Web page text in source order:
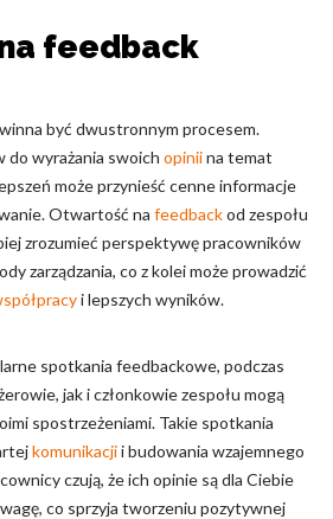
feedback
być dwustronnym procesem.
do wyrażania swoich opiniina temat
może przynieść cenne informacje
Otwartość na feedbackod zespołu
zrozumieć perspektywę pracowników
zarządzania, co z kolei może prowadzić
i lepszych wyników.
spotkania feedbackowe, podczas
jak i członkowie zespołu mogą
spostrzeżeniami. Takie spotkania
komunikacjii budowania wzajemnego
czują, że ich opinie są dla Ciebie
co sprzyja tworzeniu pozytywnej